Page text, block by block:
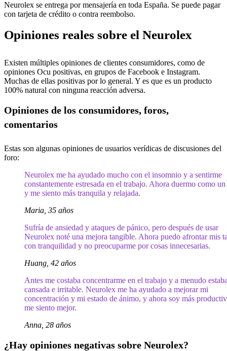
Neurolex se entrega por mensajería en toda España. Se puede pagar
con tarjeta de crédito o contra reembolso.
Opiniones reales sobre el Neurolex
Existen múltiples opiniones de clientes consumidores, como de
opiniones Ocu positivas, en grupos de Facebook e Instagram.
Muchas de ellas positivas por lo general. Y es que es un producto
100% natural con ninguna reacción adversa.
Opiniones de los consumidores, foros,
comentarios
Estas son algunas opiniones de usuarios verídicas de discusiones del
foro:
Neurolex me ha ayudado mucho con el insomnio y a sentirme
constantemente estresada en el trabajo. Ahora duermo como un
y me siento más tranquila y relajada.
Maria, 35 años
Sufría de ansiedad y ataques de pánico, pero después de usar
Neurolex noté una mejora tangible. Ahora puedo afrontar mis
con tranquilidad y no preocuparme por cosas innecesarias.
Huang, 42 años
Antes me costaba concentrarme en el trabajo y a menudo
cansada e irritable. Neurolex me ha ayudado a mejorar mi
concentración y mi estado de ánimo, y ahora soy más
me siento mejor.
Anna, 28 años
¿Hay opiniones negativas sobre Neurolex?